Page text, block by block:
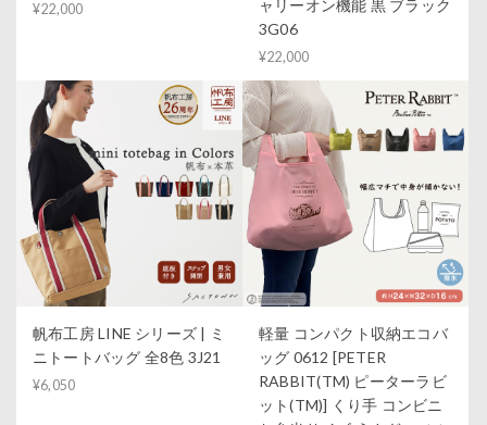
¥22,000
ャリーオン機能 黒 ブラック
3G06
¥22,000
帆布工房 LINE シリーズ | ミ
ニトートバッグ 全8色 3J21
¥6,050
軽量 コンパクト収納エコバ
ッグ 0612 [PETER
RABBIT(TM) ピーターラビ
ット(TM)] くり手 コンビニ